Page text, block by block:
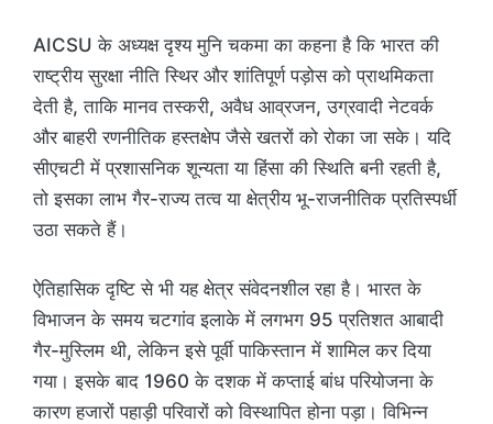
AICSU के अध्यक्ष दृश्य मुनि चकमा का कहना है कि भारत की
राष्ट्रीय सुरक्षा नीति स्थिर और शांतिपूर्ण पड़ोस को प्राथमिकता
देती है, ताकि मानव तस्करी, अवैध आव्रजन, उग्रवादी नेटवर्क
और बाहरी रणनीतिक हस्तक्षेप जैसे खतरों को रोका जा सके। यदि
सीएचटी में प्रशासनिक शून्यता या हिंसा की स्थिति बनी रहती है,
तो इसका लाभ गैर-राज्य तत्व या क्षेत्रीय भू-राजनीतिक प्रतिस्पर्धी
उठा सकते हैं।
ऐतिहासिक दृष्टि से भी यह क्षेत्र संवेदनशील रहा है। भारत के
विभाजन के समय चटगांव इलाके में लगभग 95 प्रतिशत आबादी
गैर-मुस्लिम थी, लेकिन इसे पूर्वी पाकिस्तान में शामिल कर दिया
गया। इसके बाद 1960 के दशक में कप्ताई बांध परियोजना के
कारण हजारों पहाड़ी परिवारों को विस्थापित होना पड़ा। विभिन्न